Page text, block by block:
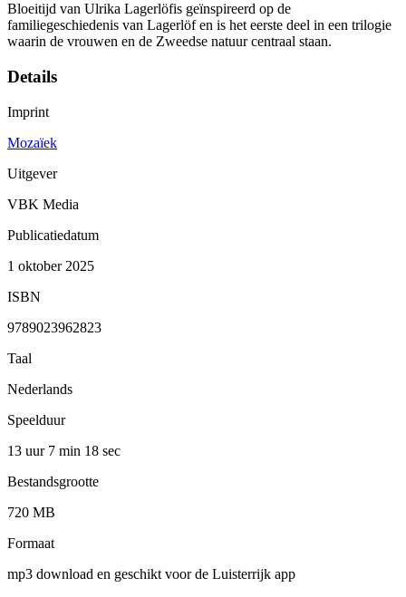
Bloeitijd van Ulrika Lagerlöfis geïnspireerd op de
familiegeschiedenis van Lagerlöf en is het eerste deel in een trilogie
waarin de vrouwen en de Zweedse natuur centraal staan.
Details
Imprint
Mozaïek
Uitgever
VBK Media
Publicatiedatum
1 oktober 2025
ISBN
9789023962823
Taal
Nederlands
Speelduur
13 uur 7 min 18 sec
Bestandsgrootte
720 MB
Formaat
mp3 download en geschikt voor de Luisterrijk app